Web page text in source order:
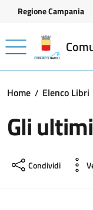
Vai ai contenuti
Vai al footer
Regione Campania
Home Elenco Libri
Gli
Condividi